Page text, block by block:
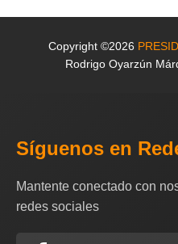
Copyright ©2026
Rodrigo Oyarzún
Síguenos en
Mantente conectado con
redes sociales